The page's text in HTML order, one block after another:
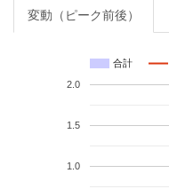
変動（ピーク前後）
合計
1.0
1.5
2.0